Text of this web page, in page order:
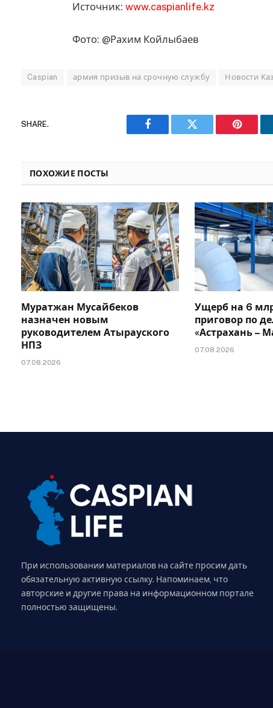
Источник: www.caspianlife.kz
Фото: @Рахим Койлыбаев
Caspian армия призыв на срочную службу Новости
SHARE.
Facebook Twitter
ПОХОЖИЕ ПОСТЫ
Муратжан Мусайбеков
назначен новым
руководителем Атырауского
НПЗ
07.08.2026
Ущерб на 6
приговор по
«Астрахань –
07.08.2026
При использовании материалов на сайте просим дать
обязательную активную ссылку. Напоминаем, что
авторские и другие права на информационном портале
полностью защищены.